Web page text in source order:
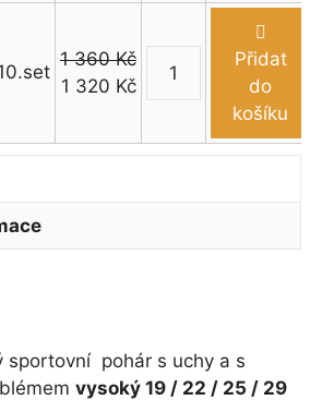
29
množství
trubkou
uchy
19
1 360Kč
Původní
byla:
1 320 KčAktuální
je:
Stříbrnomodrý
sportovní
pohár
uchy
cm
množství
Přidat
do
košíku
sportovní pohár s uchy a s
vysoký 19 / 22 / 25 / 29